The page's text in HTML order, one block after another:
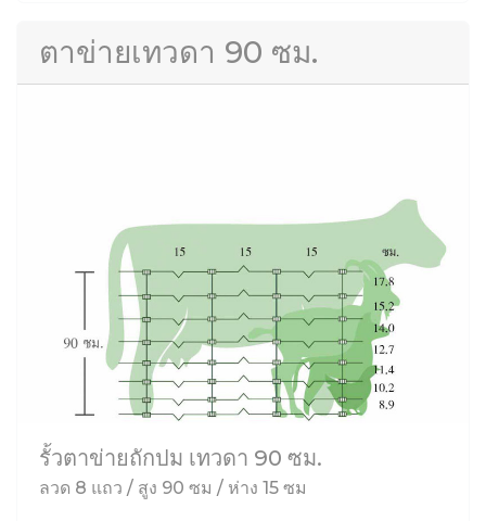
ตาข่ายเทวดา 90 ซม.
รั้วตาข่ายถักปม เทวดา 90 ซม.
ลวด 8 แถว / สูง 90 ซม / ห่าง 15 ซม